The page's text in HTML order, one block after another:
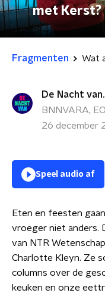
met Kerst?
Fragmenten
De Nacht
BNNVARA,
26 december
Speel audio af
Eten en feesten
vroeger niet anders.
van NTR
Charlotte Kleyn. Ze
columns over de
keuken en onze